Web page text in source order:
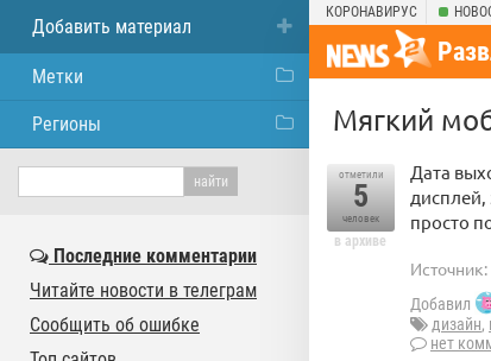
КОРОНАВИРУС
Мягкий
отметили
5
человек
в архиве
Дата
просто
Источник:
Добавил
дизайн,
нет
Добавить материал
Метки
Регионы
Последние комментарии
Читайте новости в телеграм
Сообщить об ошибке